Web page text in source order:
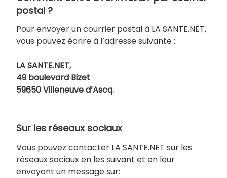
postal ?
Pour envoyer un courrier postal à LA SANTE.NET,
vous pouvez écrire à l’adresse suivante :
LA SANTE.NET,
49 boulevard Bizet
59650 Villeneuve d’Ascq.
Sur les réseaux sociaux
Vous pouvez contacter LA SANTE.NET sur les
réseaux sociaux en les suivant et en leur
envoyant un message sur: